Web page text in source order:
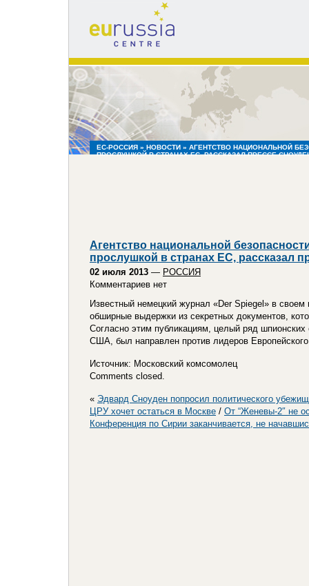
eurussia
centre
ЕС-РОССИЯ » НОВОСТИ » АГЕНТСТВО НАЦИОНАЛЬНОЙ
ПРОСЛУШКОЙ В СТРАНАХ ЕС, РАССКАЗАЛ ПРЕССЕ
Агентство национальной
прослушкой в странах ЕС, рассказал
02 июля 2013 — РОССИЯ
Комментариев нет
Известный немецкий журнал «Der Spiegel» в
обширные выдержки из секретных документов,
Согласно этим публикациям, целый ряд
США, был направлен против лидеров
Источник: Московский комсомолец
Comments closed.
« Эдвард Сноуден попросил политического
ЦРУ хочет остаться в Москве / От “Женевы-2″ не
Конференция по Сирии заканчивается, не